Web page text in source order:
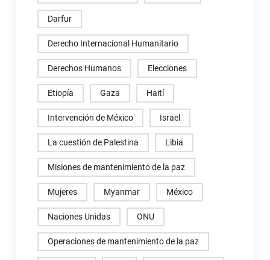
Darfur
Derecho Internacional Humanitario
Derechos Humanos Elecciones
Etiopía Gaza Haití
Intervención de México Israel
La cuestión de Palestina Libia
Misiones de mantenimiento de la paz
Mujeres Myanmar México
Naciones Unidas ONU
Operaciones de mantenimiento de la paz